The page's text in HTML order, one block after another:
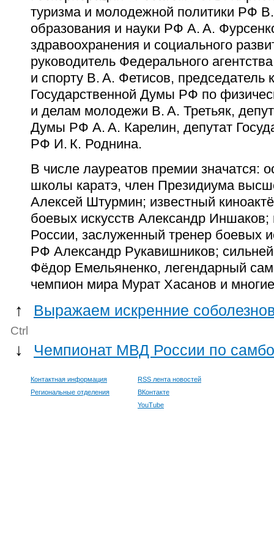
туризма и молодежной политики РФ
образования и науки РФ А. А.
здравоохранения и социального
руководитель Федерального
и спорту В. А. Фетисов, председатель
Государственной Думы РФ по
и делам молодежи В. А. Третьяк,
Думы РФ А. А. Карелин, депутат
РФ И. К. Роднина.
В числе лауреатов премии значатся:
школы каратэ, член Президиума
Алексей Штурмин; известный
боевых искусств Александр
России, заслуженный тренер боевых
РФ Александр Рукавишников;
Фёдор Емельяненко, легендарный
чемпион мира Мурат Хасанов и
↑ Выражаем искренние
Ctrl
↓ Чемпионат МВД России по самбо
Контактная информация
Региональные отделения
RSS лента новостей
ВКонтакте
YouTube